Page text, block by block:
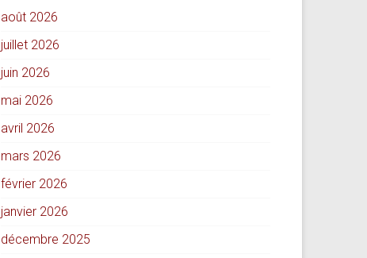
août 2026
juillet 2026
juin 2026
mai 2026
avril 2026
mars 2026
février 2026
janvier 2026
décembre 2025